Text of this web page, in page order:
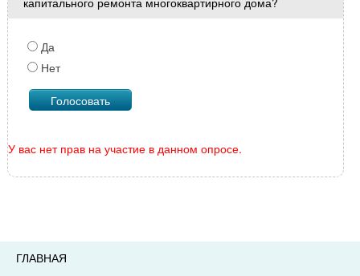
Да
Нет
У вас нет прав на участие в данном опросе.
ГЛАВНАЯ